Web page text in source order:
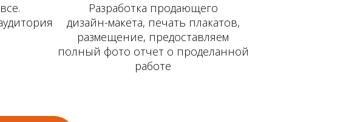
Разработка продающего
дизайн-макета, печать плакатов,
размещение, предоставляем
полный фото отчет о проделанной
работе